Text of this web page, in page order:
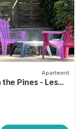
Apartment
Pines - Les